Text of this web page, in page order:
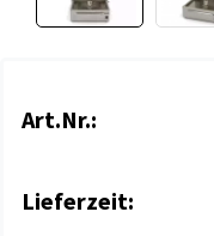
Art.Nr.:
Lieferzeit: